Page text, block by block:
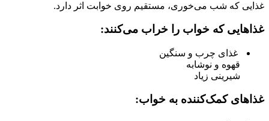
غذایی که شب می‌خوری، مستقیم روی خوابت اثر دارد.
غذاهایی که خواب را خراب می‌کنند:
غذای چرب و سنگین
قهوه و نوشابه
شیرینی زیاد
غذاهای کمک‌کننده به خواب: